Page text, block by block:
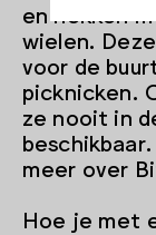
en hekken
wielen.
voor de
picknicken.
ze nooit in
meer over
Hoe je met